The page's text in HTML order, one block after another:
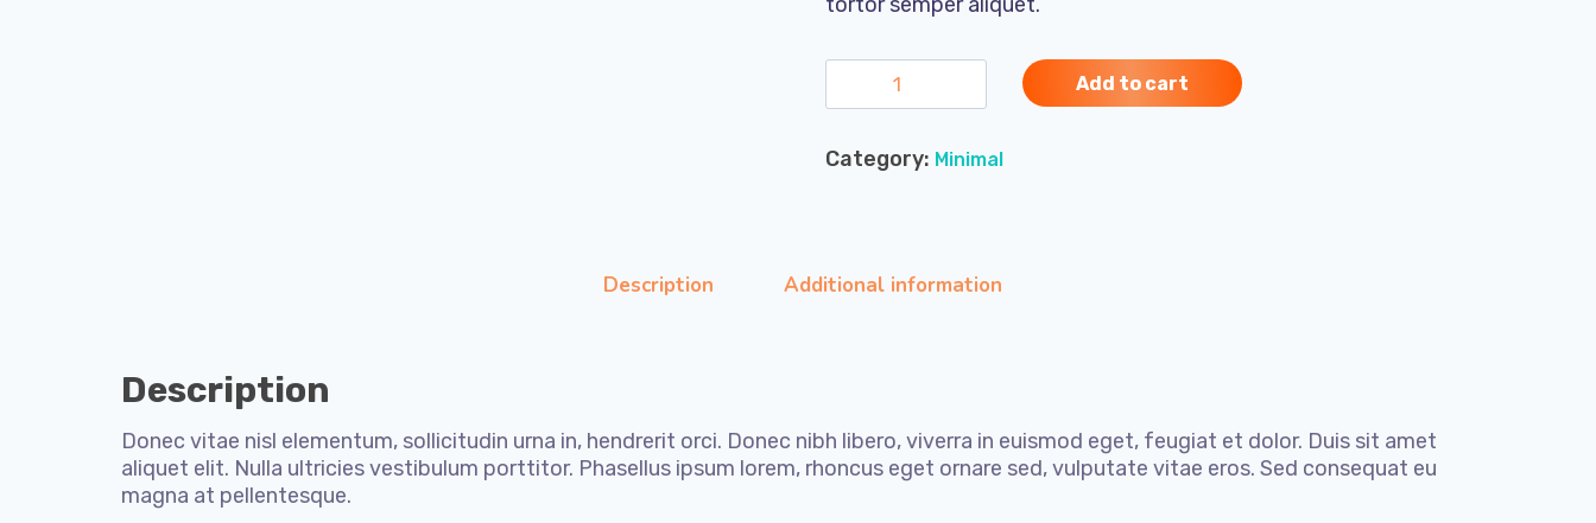
i
i
C
Add to cart
Category: Minimal
Description Additional information
Description
Donec vitae nisl elementum, sollicitudin urna in, hendrerit orci. Donec nibh libero, viverra in euismod eget, feugiat et dolor. Duis sit amet
aliquet elit. Nulla ultricies vestibulum porttitor. Phasellus ipsum lorem, rhoncus eget ornare sed, vulputate vitae eros. Sed consequat eu
magna at pellentesque.